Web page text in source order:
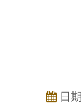
日